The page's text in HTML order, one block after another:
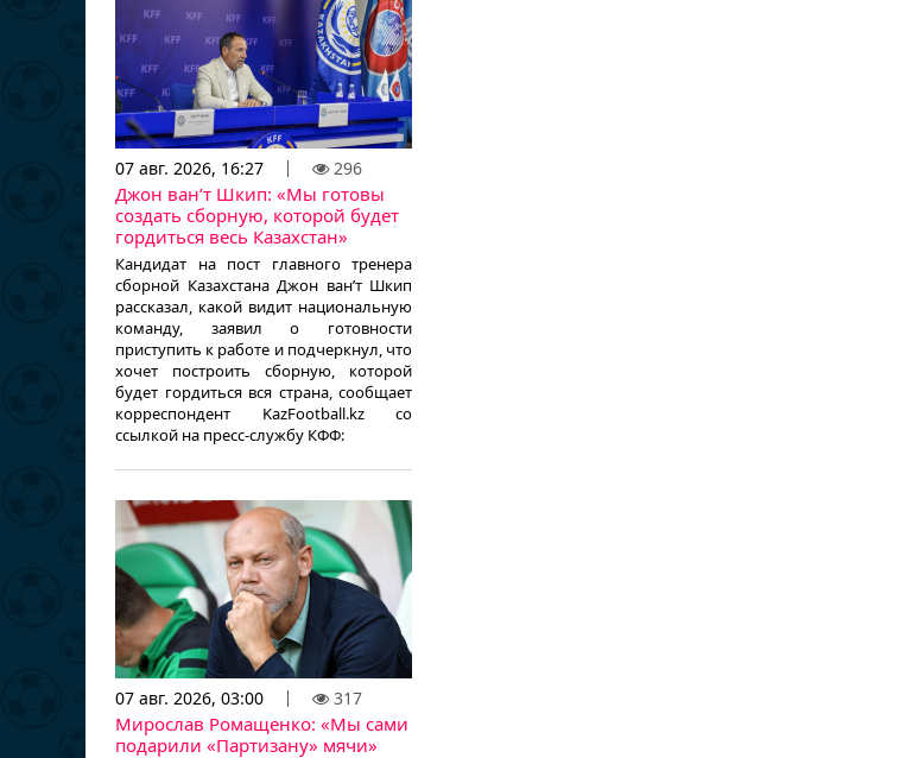
07 авг. 2026, 16:27 296
Джон ван’т Шкип: «Мы готовы
создать сборную, которой будет
гордиться весь Казахстан»
Кандидат на пост главного тренера
сборной Казахстана Джон ван’т Шкип
рассказал, какой видит национальную
команду, заявил о готовности
приступить к работе и подчеркнул, что
хочет построить сборную, которой
будет гордиться вся страна, сообщает
корреспондент KazFootball.kz со
ссылкой на пресс-службу КФФ:
07 авг. 2026, 03:00 317
Мирослав Ромащенко: «Мы сами
подарили «Партизану» мячи»